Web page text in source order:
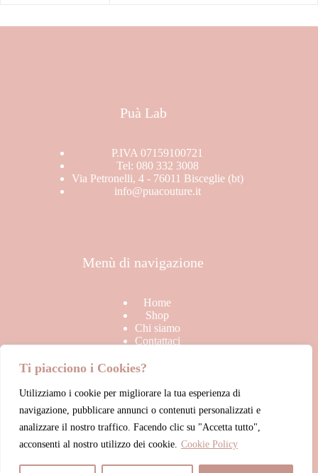
Ti piacciono i Cookies?
Utilizziamo i cookie per migliorare la tua esperienza di
navigazione, pubblicare annunci o contenuti personalizzati e
analizzare il nostro traffico. Facendo clic su "Accetta tutto",
acconsenti al nostro utilizzo dei cookie. Cookie Policy
Puà Lab
P.IVA 07159100721
Tel: 080 332 3008
Via Petronelli, 4 - 76011 Bisceglie (bt)
info@puacouture.it
Menù di navigazione
Home
Shop
Chi siamo
Contattaci
Link Utili
Termini & Condizioni di vendita
Privacy Policy